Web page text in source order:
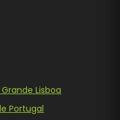
Lisboa
Portugal